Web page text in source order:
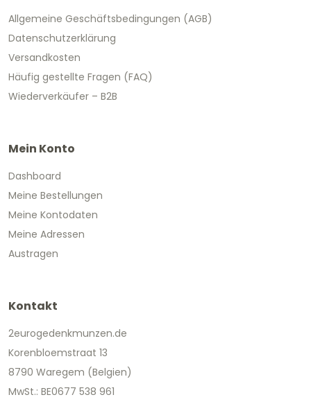
Allgemeine Geschäftsbedingungen (AGB)
Datenschutzerklärung
Versandkosten
Häufig gestellte Fragen (FAQ)
Wiederverkäufer – B2B
Mein Konto
Dashboard
Meine Bestellungen
Meine Kontodaten
Meine Adressen
Austragen
Kontakt
2eurogedenkmunzen.de
Korenbloemstraat 13
8790 Waregem (Belgien)
MwSt.: BE0677 538 961